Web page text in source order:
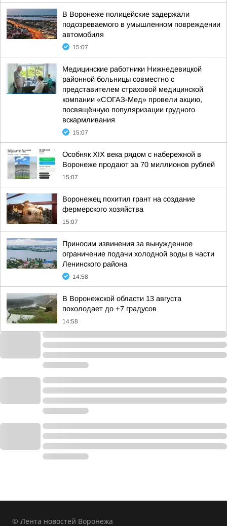
В Воронеже полицейские задержали
подозреваемого в умышленном повреждении
автомобиля
15:07
Медицинские работники Нижнедевицкой
районной больницы совместно с
представителем страховой медицинской
компании «СОГАЗ-Мед» провели акцию,
посвящённую популяризации грудного
вскармливания
15:07
Особняк XIX века рядом с набережной в
Воронеже продают за 70 миллионов рублей
15:07
Воронежец похитил грант на создание
фермерского хозяйства
15:07
Приносим извинения за вынужденное
ограничение подачи холодной воды в части
Ленинского района
14:58
В Воронежской области 13 августа
похолодает до +7 градусов
14:58
© Лента новостей Воронежа